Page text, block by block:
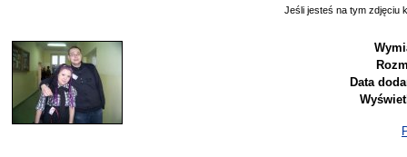
Jeśli jesteś na tym zdjęciu
Data